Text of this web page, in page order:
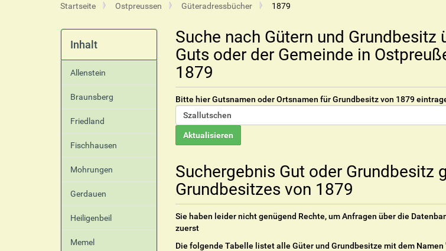
S
e
h
e
Startseite Ostpreussen Güteradressbücher 1879
Suche nach Gütern und Grundbesitz
Guts oder der Gemeinde in
1879
Bitte hier Gutsnamen oder Ortsnamen für Grundbesitz von 1879
Suchergebnis Gut oder Grundbesitz
Grundbesitzes von 1879
Sie haben leider nicht genügend Rechte, um Anfragen über die
zuerst
Die folgende Tabelle listet alle Güter und Grundbesitze mit dem Namen
Inhalt
Allenstein
Braunsberg
Friedland
Fischhausen
Mohrungen
Gerdauen
Heiligenbeil
Memel